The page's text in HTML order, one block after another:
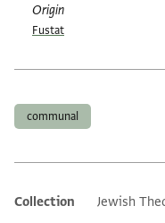
Origin
Fustat
communal
Additional
Collection
Jewish